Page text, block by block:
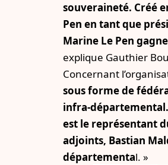
souveraineté. Créé
Pen en tant que
Marine Le Pen
explique Gauthier
Concernant
sous forme de
infra-
est le représentant
adjoints, Bastian
départemental. »